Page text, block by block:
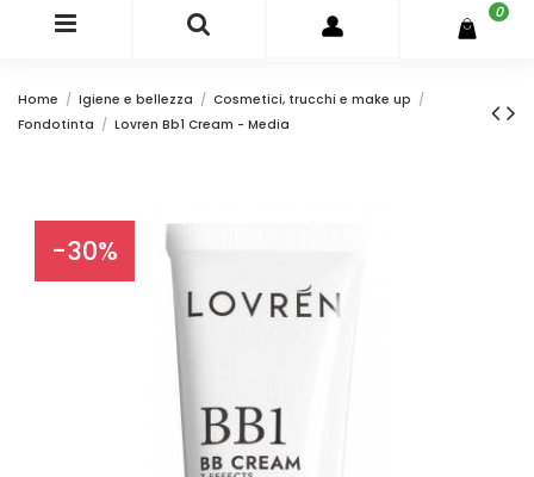
0
Home Igiene e bellezza
Cosmetici, trucchi e make up
Fondotinta
Lovren Bb1 Cream - Media
-30%